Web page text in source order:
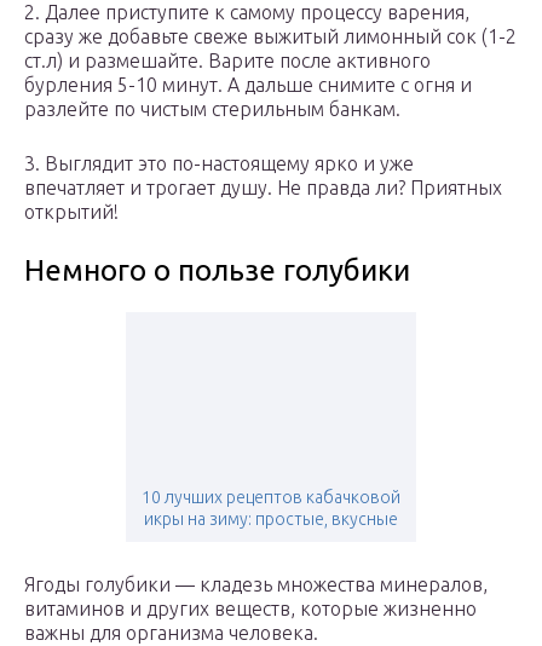
2. Далее приступите к самому процессу варения,
сразу же добавьте свеже выжитый лимонный сок (1-2
ст.л) и размешайте. Варите после активного
бурления 5-10 минут. А дальше снимите с огня и
разлейте по чистым стерильным банкам.
3. Выглядит это по-настоящему ярко и уже
впечатляет и трогает душу. Не правда ли? Приятных
открытий!
Немного о пользе голубики
10 лучших рецептов кабачковой
икры на зиму: простые, вкусные
Ягоды голубики — кладезь множества минералов,
витаминов и других веществ, которые жизненно
важны для организма человека.